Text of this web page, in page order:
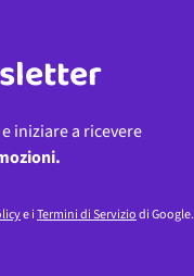
iniziare a ricevere
e iTermini di Serviziodi Google.